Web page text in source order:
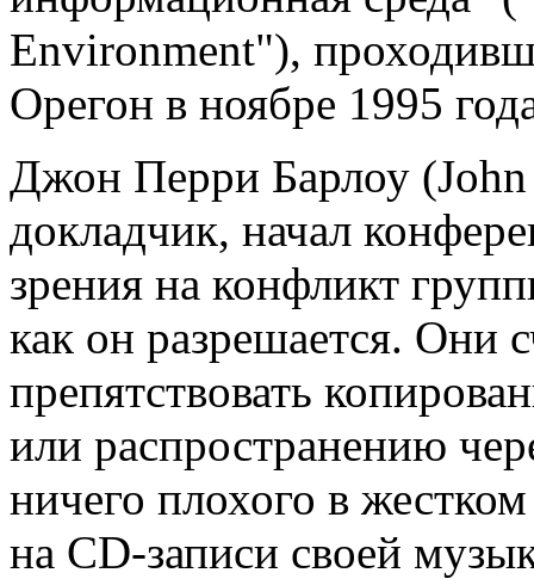
Environment"),
Орегон в ноябре 1995
Джон Перри Барлоу
докладчик, начал
зрения на конфликт
как он разрешается. Они
препятствовать
или распространению
ничего плохого в
на CD-записи своей